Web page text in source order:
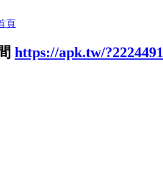
頁
https://apk.tw/?2224491